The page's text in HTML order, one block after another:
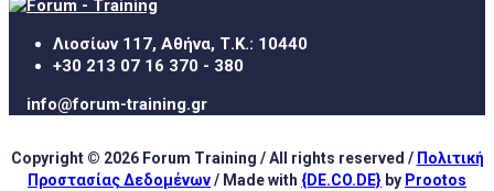
Λιοσίων 117, Αθήνα, Τ.Κ.: 10440
+30 213 07 16 370 - 380
info@forum-training.gr
Copyright © 2026 Forum Training / All rights reserved / Πολιτική
Προστασίας Δεδομένων/ Made with {DE.CO.DE} by Prootos